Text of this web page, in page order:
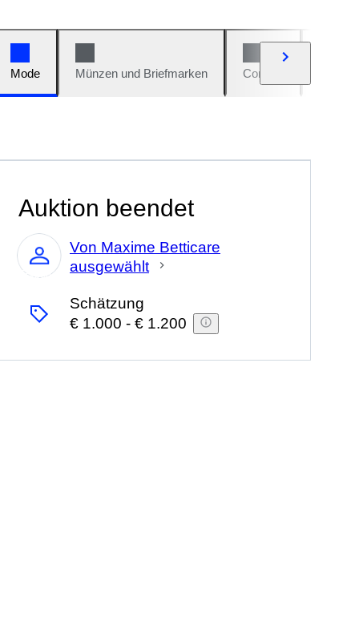
Mode Münzen und Briefmarken Comics
Auktion beendet
Experte
Von Maxime Betticare
ausgewählt
Schätzung
€ 1.000 - € 1.200